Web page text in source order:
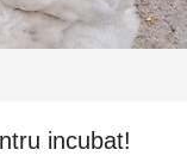
incubat!